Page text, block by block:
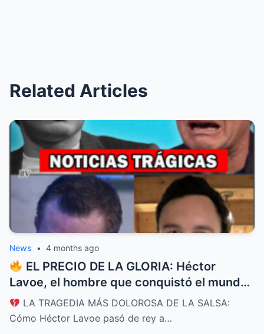
Related Articles
News • 4 months ago
EL PRECIO DE LA GLORIA: Héctor
Lavoe, el hombre que conquistó el mundo
con su voz y lo perdió todo por las drogas
y el dolor
LA TRAGEDIA MÁS DOLOROSA DE LA SALSA:
Cómo Héctor Lavoe pasó de rey a…